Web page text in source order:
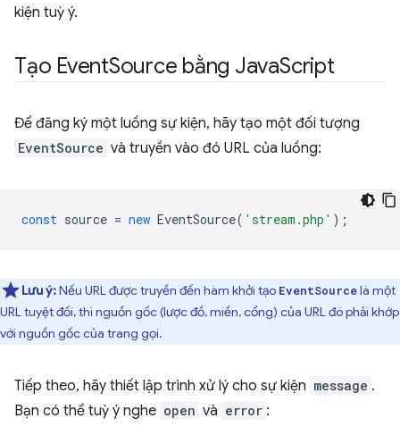
kiện tuỳ ý.
Tạo EventSource bằng JavaScript
Để đăng ký một luồng sự kiện, hãy tạo một đối tượng
EventSource và truyền vào đó URL của luồng:
const source = new EventSource( 'stream.php' );
Lưu ý:Nếu URL được truyền đến hàm khởi tạo EventSourcelà một
URL tuyệt đối, thì nguồn gốc (lược đồ, miền, cổng) của URL đó phải khớp
với nguồn gốc của trang gọi.
Tiếp theo, hãy thiết lập trình xử lý cho sự kiện message .
Bạn có thể tuỳ ý nghe open và error :